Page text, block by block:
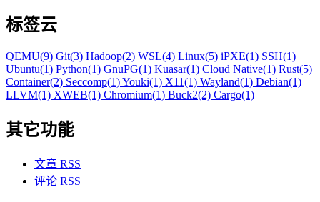
标签云
QEMU(9) Git(3) Hadoop(2) WSL(4) Linux(5) iPXE(1) SSH(1)
Ubuntu(1) Python(1) GnuPG(1) Kuasar(1) Cloud Native(1) Rust(5)
Container(2) Seccomp(1)Youki(1) X11(1) Wayland(1) Debian(1)
LLVM(1) XWEB(1) Chromium(1) Buck2(2) Cargo(1)
其它功能
文章 RSS
评论 RSS